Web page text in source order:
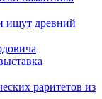
ищут древний
раритетов из